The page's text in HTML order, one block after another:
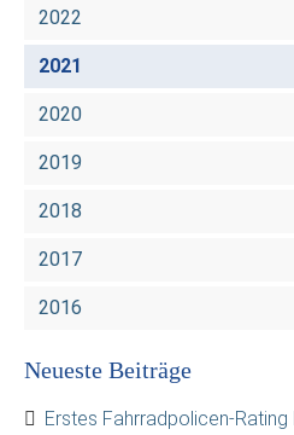
2022
2021
2020
2019
2018
2017
2016
Neueste Beiträge
Erstes Fahrradpolicen-